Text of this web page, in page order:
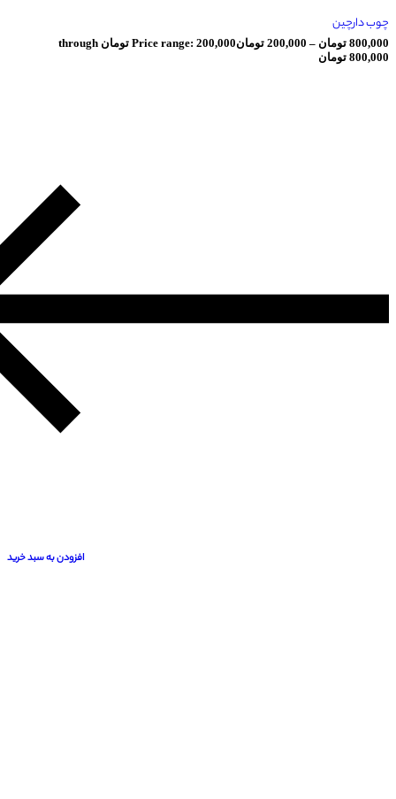
–
200,000 تومان Price range: 200,000 تومان through
افزودن به سبد خرید